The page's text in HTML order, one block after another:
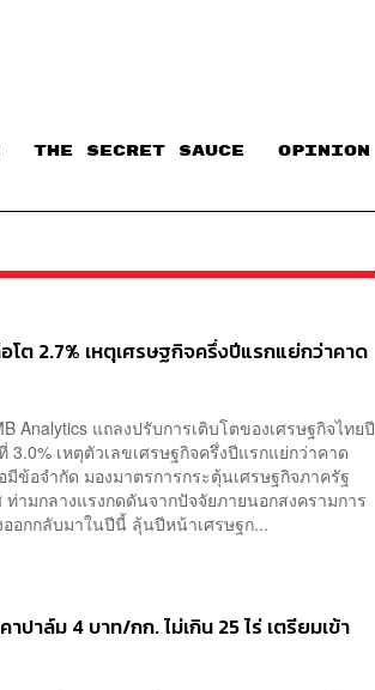
THE SECRET SAUCE​ OPINION
โต 2.7% เหตุเศรษฐกิจครึ่งปีแรกแย่กว่าคาด
Analytics แถลงปรับการเติบโตของเศรษฐกิจไทยปี
3.0% เหตุตัวเลขเศรษฐกิจครึ่งปีแรกแย่กว่าคาด
มีข้อจำกัด มองมาตรการกระตุ้นเศรษฐกิจภาครัฐ
ามกลางแรงกดดันจากปัจจัยภายนอกสงครามการ
อกกลับมาในปีนี้ ลุ้นปีหน้าเศรษฐก...
ปาล์ม 4 บาท/กก. ไม่เกิน 25 ไร่ เตรียมเข้า